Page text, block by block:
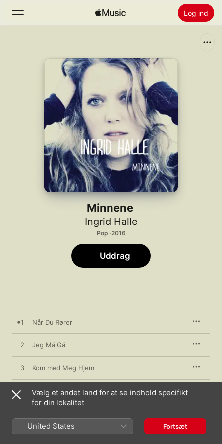
Log ind
Installer Apple Music
Minnene
Ingrid Halle
Pop · 2016
Uddrag
1 Når Du Rører
2 Jeg Må Gå
3 Kom med Meg Hjem
4 Minnene
6 Venter
Vælg et andet land for at se indhold specifikt
for din lokalitet
United States Fortsæt